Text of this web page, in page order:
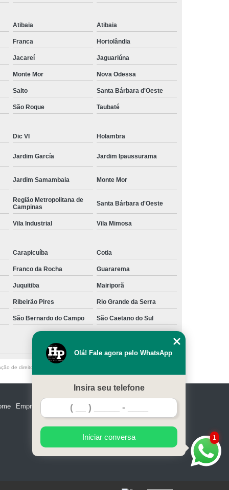
Moda Básica Masculina
Masculina
Moda Masculina
Social
Moda Masculina Esporte Fino
Social
Moda Plus Size Masculina
Roupas Estilosas Masculinas
Moda
Roupas Masculinas Esporte Fino
Roupas Masculinas na Moda
Social Roupas Sociais Masculinas
Atibaia Atibaia
Franca Hortolândia
Jacareí Jaguariúna
Monte Mor Nova Odessa
Salto Santa Bárbara d'Oeste
São Roque Taubaté
Dic VI Holambra
Jardim García Jardim Ipaussurama
Jardim Samambaia Monte Mor
Região Metropolitana de
Campinas
Santa Bárbara d'Oeste
Vila Industrial Vila Mimosa
Carapicuíba Cotia
Franco da Rocha Guararema
Juquitiba Mairiporã
Ribeirão Pires Rio Grande da Serra
São Bernardo do Campo São Caetano do Sul
de direito autoral – artigo 184 do Código Penal –
Empresa Serviços Contato
1
Olá! Fale agora pelo WhatsApp
Insira seu telefone
Iniciar conversa